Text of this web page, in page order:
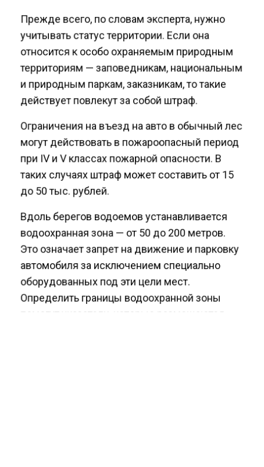
Прежде всего, по словам эксперта, нужно
учитывать статус территории. Если она
относится к особо охраняемым природным
территориям — заповедникам, национальным
и природным паркам, заказникам, то такие
действует повлекут за собой штраф.
Ограничения на въезд на авто в обычный лес
могут действовать в пожароопасный период
при IV и V классах пожарной опасности. В
таких случаях штраф может составить от 15
до 50 тыс. рублей.
Вдоль берегов водоемов устанавливается
водоохранная зона — от 50 до 200 метров.
Это означает запрет на движение и парковку
автомобиля за исключением специально
оборудованных под эти цели мест.
Определить границы водоохранной зоны
помогут указатели, которые размещаются